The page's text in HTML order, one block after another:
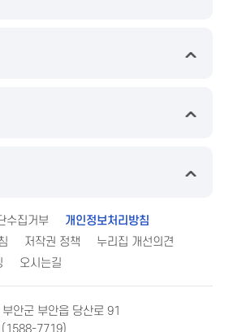
수집거부
개인정보처리방침
저작권 정책
누리집 개선의견
오시는길
안군 부안읍 당산로 91
7719)